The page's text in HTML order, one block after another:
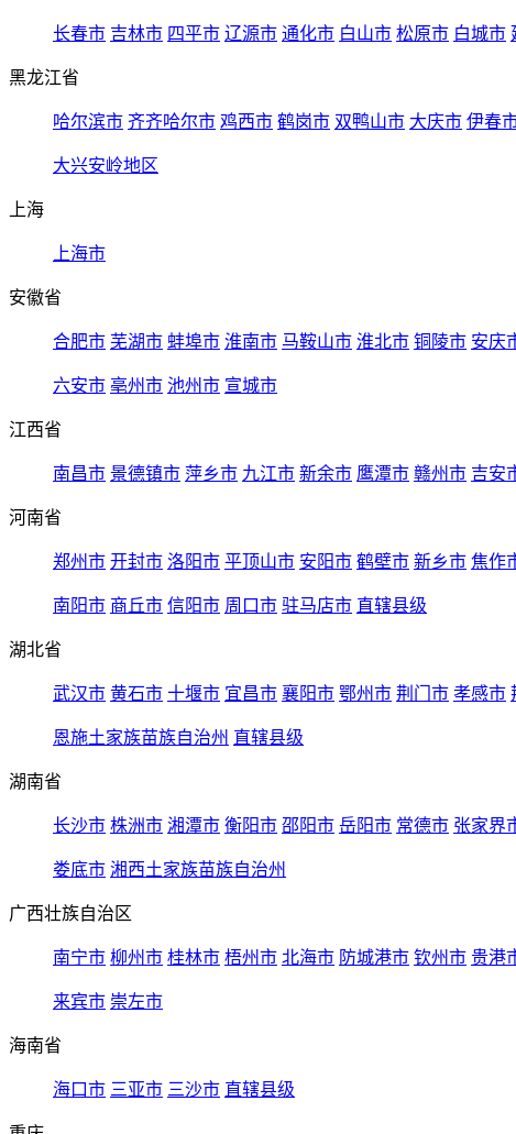
长春市 吉林市 四平市 辽源市 通化市 白山市 松原市 白城市
黑龙江省
哈尔滨市 齐齐哈尔市 鸡西市 鹤岗市 双鸭山市 大庆市 伊春
大兴安岭地区
上海
上海市
安徽省
合肥市 芜湖市 蚌埠市 淮南市 马鞍山市 淮北市 铜陵市 安庆
六安市 亳州市 池州市 宣城市
江西省
南昌市 景德镇市 萍乡市 九江市 新余市 鹰潭市 赣州市 吉安
河南省
郑州市 开封市 洛阳市 平顶山市 安阳市 鹤壁市 新乡市 焦作
南阳市 商丘市 信阳市 周口市 驻马店市 直辖县级
湖北省
武汉市 黄石市 十堰市 宜昌市 襄阳市 鄂州市 荆门市 孝感市
恩施土家族苗族自治州 直辖县级
湖南省
长沙市 株洲市 湘潭市 衡阳市 邵阳市 岳阳市 常德市 张家界
娄底市 湘西土家族苗族自治州
广西壮族自治区
南宁市 柳州市 桂林市 梧州市 北海市 防城港市 钦州市 贵港
来宾市 崇左市
海南省
海口市 三亚市 三沙市 直辖县级